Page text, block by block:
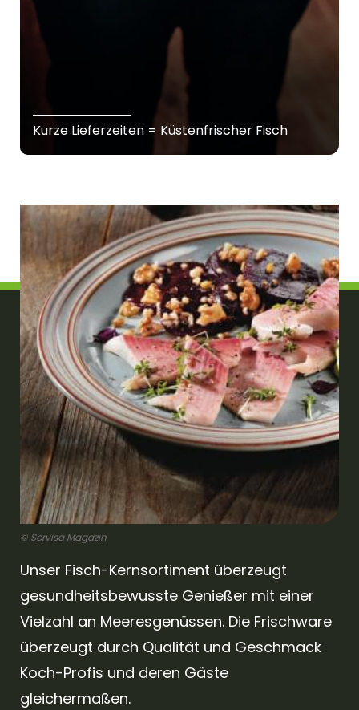
Kurze Lieferzeiten = Küstenfrischer Fisch
© Servisa Magazin
Unser Fisch-Kernsortiment überzeugt
gesundheitsbewusste Genießer mit einer
Vielzahl an Meeresgenüssen. Die Frischware
überzeugt durch Qualität und Geschmack
Koch-Profis und deren Gäste
gleichermaßen.